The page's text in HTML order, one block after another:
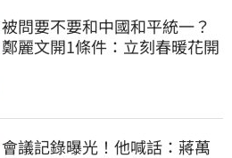
被問要不要和中國和平統一？
鄭麗文開1條件：立刻春暖花開
會議記錄曝光！他喊話：蔣萬